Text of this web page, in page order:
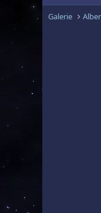
Galerie